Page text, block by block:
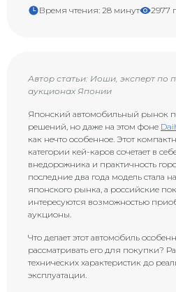
Время чтения: 28 минут 2977
Автор статьи: Иоши, эксперт по
аукционах Японии
Японский автомобильный рынок
решений, но даже на этом фоне
как нечто особенное. Этот
категории кей-каров сочетает в
внедорожника и практичность
последние два года модель стала
японского рынка, а российские
интересуются возможностью
аукционы.
Что делает этот автомобиль
рассматривать его для покупки?
технических характеристик до
эксплуатации.